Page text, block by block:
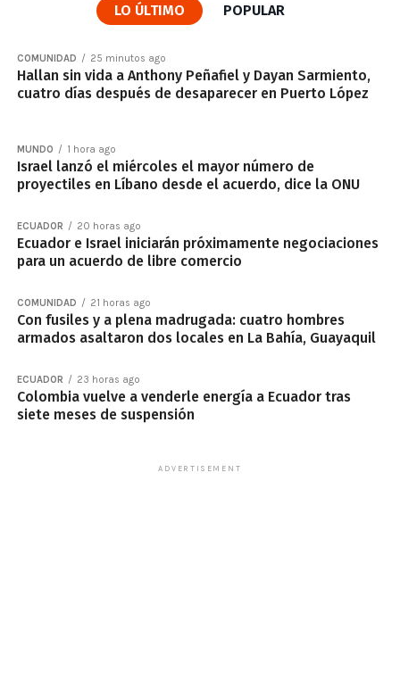
LO ÚLTIMO POPULAR
COMUNIDAD 25 minutos ago
Hallan sin vida a Anthony Peñafiel y Dayan Sarmiento,
cuatro días después de desaparecer en Puerto López
MUNDO 1 hora ago
Israel lanzó el miércoles el mayor número de
proyectiles en Líbano desde el acuerdo, dice la ONU
ECUADOR 20 horas ago
Ecuador e Israel iniciarán próximamente negociaciones
para un acuerdo de libre comercio
COMUNIDAD 21 horas ago
Con fusiles y a plena madrugada: cuatro hombres
armados asaltaron dos locales en La Bahía, Guayaquil
ECUADOR 23 horas ago
Colombia vuelve a venderle energía a Ecuador tras
siete meses de suspensión
ADVERTISEMENT